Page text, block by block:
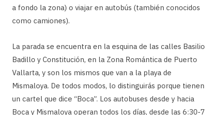
a fondo la zona) o viajar en autobús (también conocidos
como camiones).
La parada se encuentra en la esquina de las calles Basilio
Badillo y Constitución, en la Zona Romántica de Puerto
Vallarta, y son los mismos que van a la playa de
Mismaloya. De todos modos, lo distinguirás porque tienen
un cartel que dice “Boca”. Los autobuses desde y hacia
Boca y Mismaloya operan todos los días, desde las 6:30-7